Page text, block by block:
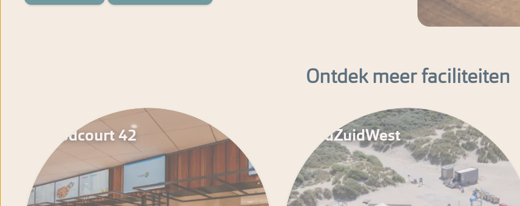
Ontdek meer faciliteiten
Foodcourt 42 ZuidZuidWest